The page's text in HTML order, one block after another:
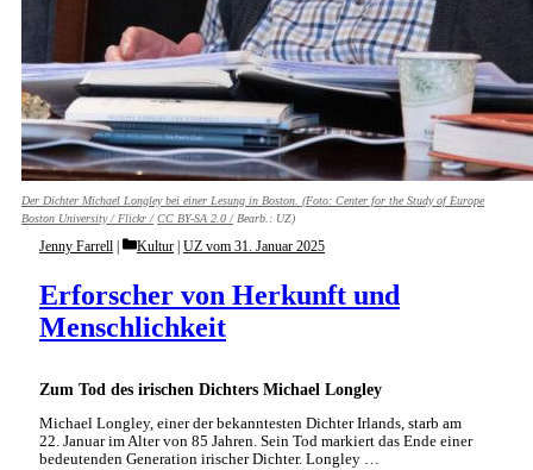
Der Dichter Michael Longley bei einer Lesung in Boston. (Foto: Center for the Study of Europe
Boston University / Flickr / CC BY-SA 2.0 /Bearb.: UZ)
Zum Tod des irischen Dichters Michael Longley
Erforscher von Herkunft und
Menschlichkeit
Jenny Farrell Categories
Kultur | UZ vom 31. Januar 2025
Michael Longley, einer der bekanntesten Dichter Irlands, starb am
22. Januar im Alter von 85 Jahren. Sein Tod markiert das Ende einer
bedeutenden Generation irischer Dichter. Longley …